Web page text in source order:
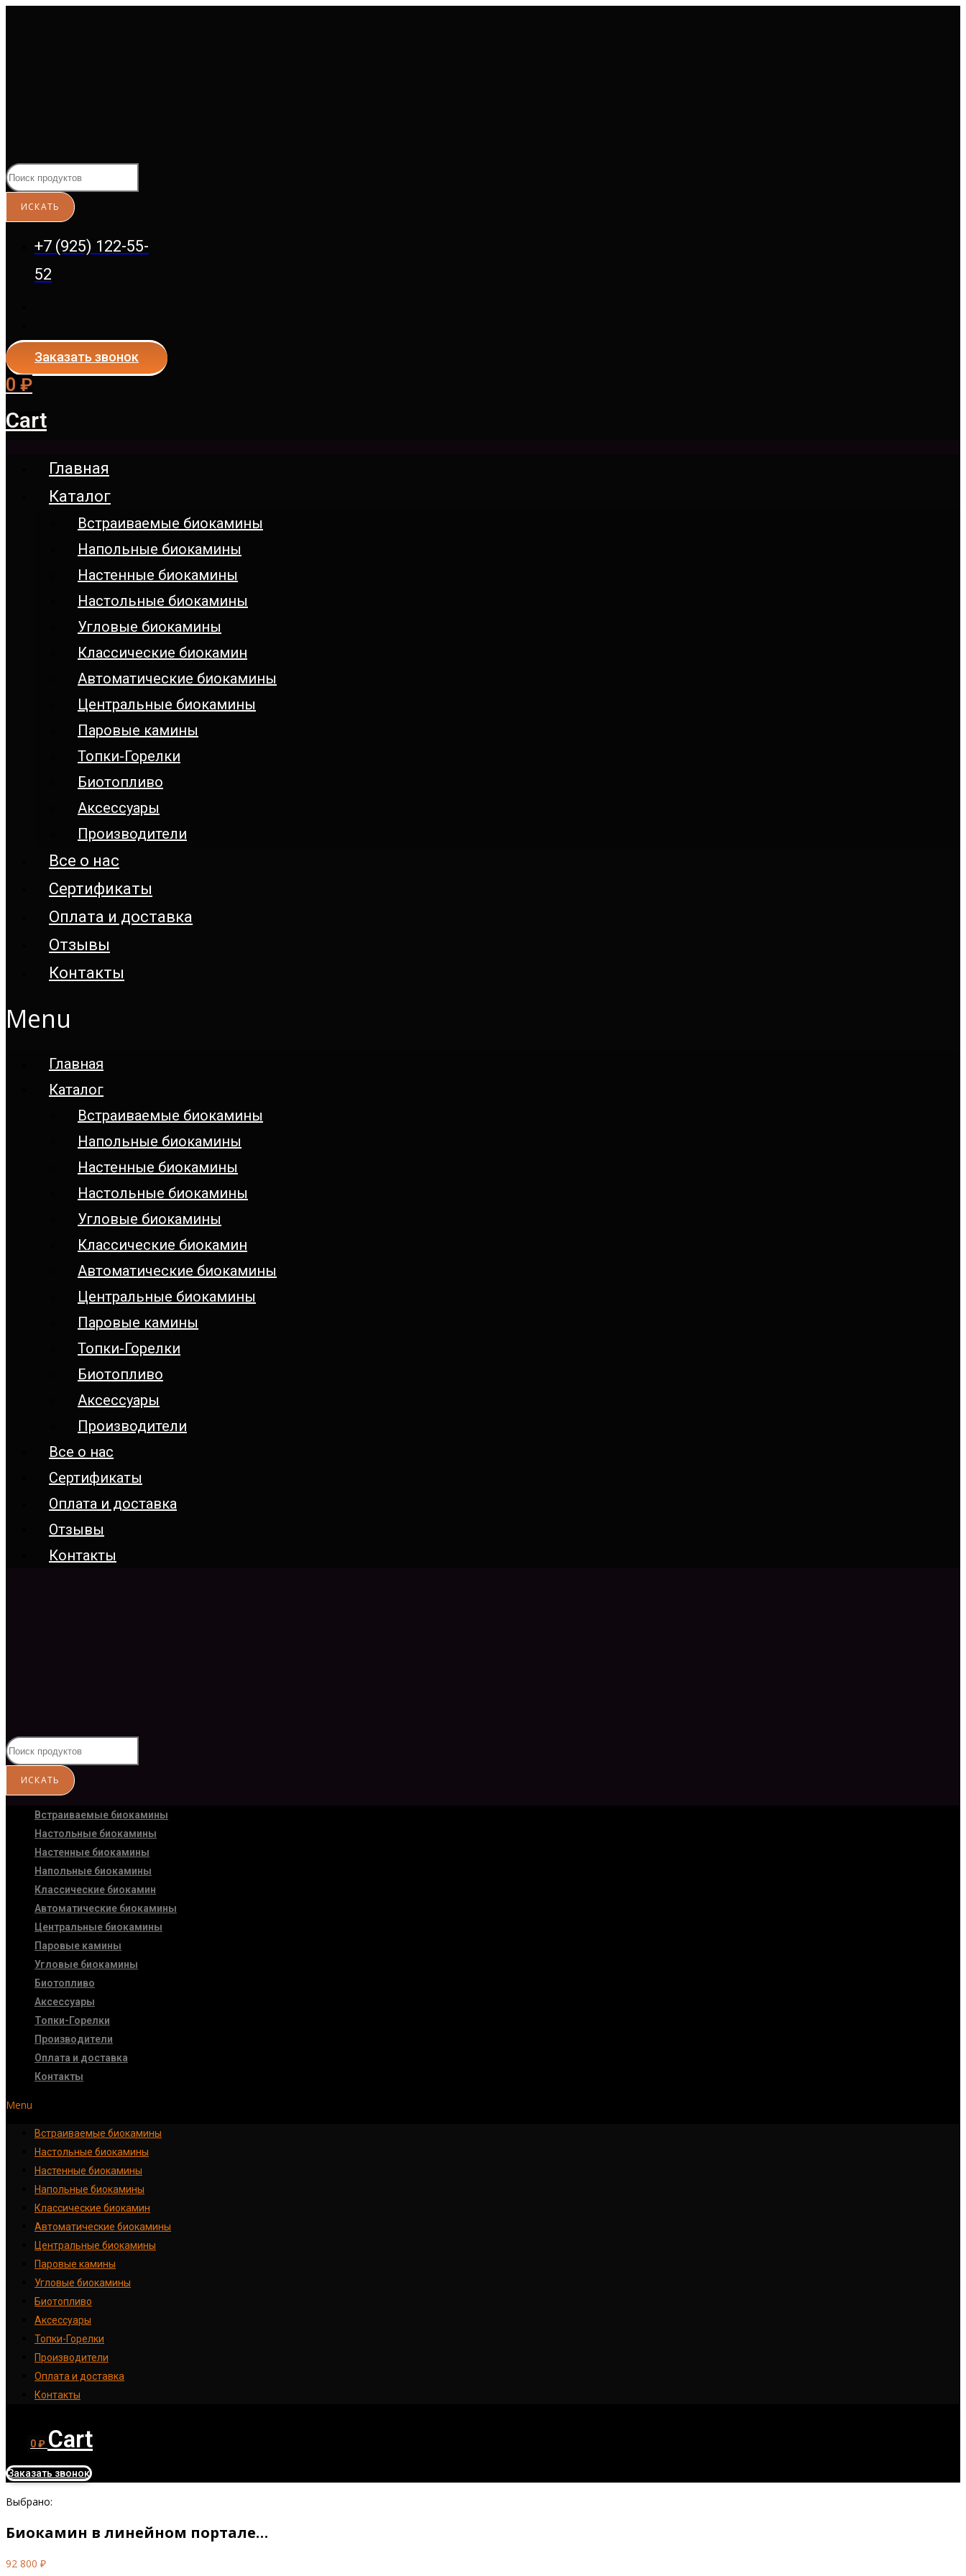
+7 (925) 122-55-
52
Заказать звонок
0 ₽
Cart
Главная
Каталог
Встраиваемые биокамины
Напольные биокамины
Настенные биокамины
Настoльные биокамины
Угловые биокамины
Классические биокамин
Автоматические биокамины
Центральные биокамины
Паровые камины
Топки-Горелки
Биотопливо
Аксессуары
Производители
Все о нас
Сертификаты
Оплата и доставка
Отзывы
Контакты
Menu
Главная
Каталог
Встраиваемые биокамины
Напольные биокамины
Настенные биокамины
Настoльные биокамины
Угловые биокамины
Классические биокамин
Автоматические биокамины
Центральные биокамины
Паровые камины
Топки-Горелки
Биотопливо
Аксессуары
Производители
Все о нас
Сертификаты
Оплата и доставка
Отзывы
Контакты
Встраиваемые биокамины
Настoльные биокамины
Настенные биокамины
Напольные биокамины
Классические биокамин
Автоматические биокамины
Центральные биокамины
Паровые камины
Угловые биокамины
Биотопливо
Аксессуары
Топки-Горелки
Производители
Оплата и доставка
Контакты
Menu
Встраиваемые биокамины
Настoльные биокамины
Настенные биокамины
Напольные биокамины
Классические биокамин
Автоматические биокамины
Центральные биокамины
Паровые камины
Угловые биокамины
Биотопливо
Аксессуары
Топки-Горелки
Производители
Оплата и доставка
Контакты
0₽ Cart
Заказать звонок
Выбрано:
Биокамин в линейном портале…
92 800 ₽